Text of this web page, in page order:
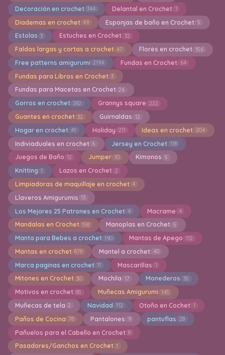
Decoración en crochet 344 Delantal en Crochet 1
Diademas en crochet 49 Esponjas de baño en Crochet 5
Estolas 3 Estuches en Crochet 32
Faldas largas y cortas a crochet 47 Flores en crochet 156
Free patterns amigurumi 2194 Fundas en Crochet 64
Fundas para Libros en Crochet 3
Fundas para Macetas en Crochet 26
Gorros en crochet 282 Grannys square 222
Guantes en crochet 32 Guirnaldas 12
Hogar en crochet 41 Holiday 211 Ideas en crochet 204
Indiviaduales en crochet 6 Jersey en Crochet 118
Juegos de Baño 12 Jumper 10 Kimonos 5
Knitting 1 Lazos en Crochet 2
Limpiadoras de maquillaje en crochet 4
Llaveros Amigurumis 13
Los Mejores 25 Patrones en Crochet 4 Macrame 4
Mandalas en Crochet 158 Manoplas en Crochet 5
Manta para Bebes a crochet 190 Mantas de Apego 112
Mantas en crochet 878 Mantel a crochet 40
Marca paginas en crochet 11 Mascarillas 1
Mitones en Crochet 30 Mochila 17 Monederos 35
Motivos en crochet 85 Muñecas Amigurumi 145
Muñecas de tela 2 Navidad 112 Otoño en Cochet 1
Paños de Cocina 78 Pantalones 9 pantuflas 28
Pañuelos para el Cabello en Crochet 8
Pasadores/Ganchos en Crochet 1